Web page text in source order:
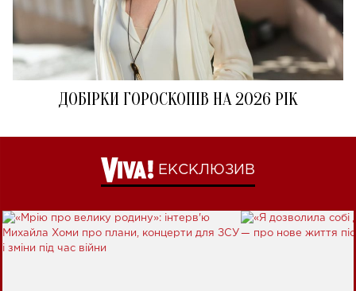
ДОБІРКИ ГОРОСКОПІВ НА 2026 РІК
ЕКСКЛЮЗИВ